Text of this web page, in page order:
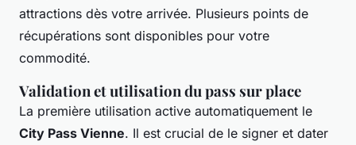
attractions dès votre arrivée. Plusieurs points de
récupérations sont disponibles pour votre
commodité.
Validation et utilisation du pass sur place
La première utilisation active automatiquement le
City Pass Vienne. Il est crucial de le signer et dater